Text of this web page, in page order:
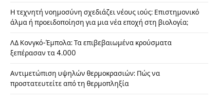
Η τεχνητή νοημοσύνη σχεδιάζει νέους ιούς: Επιστημονικό
άλμα ή προειδοποίηση για μια νέα εποχή στη βιολογία;
ΛΔ Κονγκό-Έμπολα: Τα επιβεβαιωμένα κρούσματα
ξεπέρασαν τα 4.000
Αντιμετώπιση υψηλών θερμοκρασιών: Πώς να
προστατευτείτε από τη θερμοπληξία